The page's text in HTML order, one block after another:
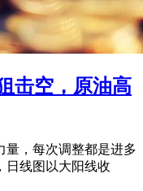
击空，原油高
量，每次调整都是进多
日线图以大阳线收